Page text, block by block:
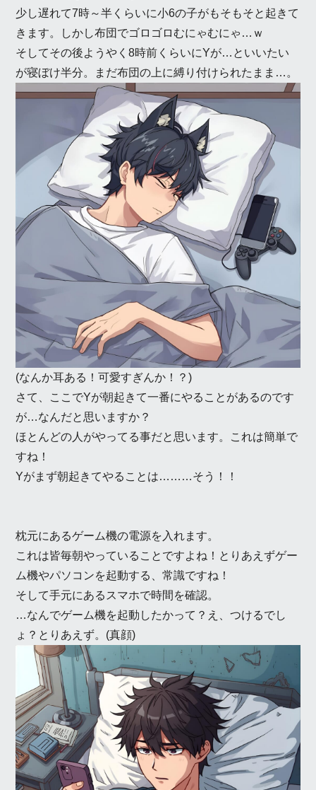
少し遅れて7時～半くらいに小6の子がもそもそと起きて
きます。しかし布団でゴロゴロむにゃむにゃ…ｗ
そしてその後ようやく8時前くらいにYが…といいたい
が寝ぼけ半分。まだ布団の上に縛り付けられたまま…。
(なんか耳ある！可愛すぎんか！？)
さて、ここでYが朝起きて一番にやることがあるのです
が…なんだと思いますか？
ほとんどの人がやってる事だと思います。これは簡単で
すね！
Yがまず朝起きてやることは………そう！！
枕元にあるゲーム機の電源を入れます。
これは皆毎朝やっていることですよね！とりあえずゲー
ム機やパソコンを起動する、常識ですね！
そして手元にあるスマホで時間を確認。
…なんでゲーム機を起動したかって？え、つけるでし
ょ？とりあえず。(真顔)